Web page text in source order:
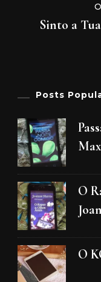
Sinto a
Posts
O
O